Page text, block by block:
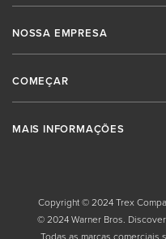
NOSSA EMPRESA
COMEÇAR
MAIS INFORMAÇÕES
Copyright © 2024 Trex
© 2024 Warner Bros.